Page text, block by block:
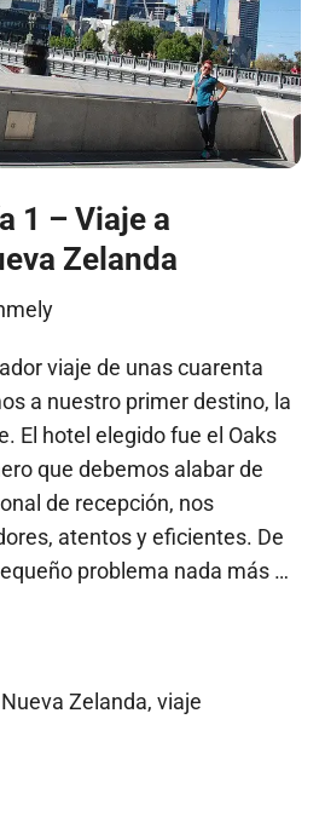
1 – Viaje a
Zelanda
viaje de unas cuarenta
a nuestro primer destino, la
El hotel elegido fue el Oaks
que debemos alabar de
de recepción, nos
atentos y eficientes. De
problema nada más …
Nueva Zelanda, viaje